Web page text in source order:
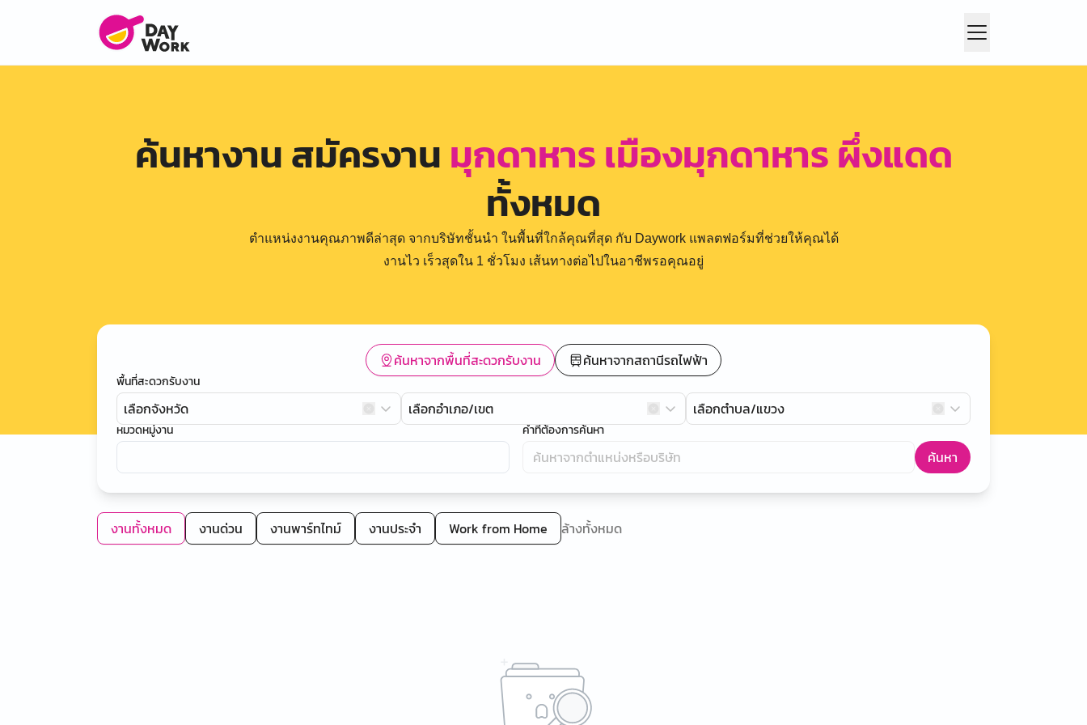
ค้นหางาน สมัครงาน มุกดาหาร เมืองมุกดาหาร ผึ่งแดด
ทั้งหมด
ตำแหน่งงานคุณภาพดีล่าสุด จากบริษัทชั้นนำ ในพื้นที่ใกล้คุณที่สุด กับ Daywork แพลตฟอร์มที่ช่วยให้คุณได้
งานไว เร็วสุดใน 1 ชั่วโมง เส้นทางต่อไปในอาชีพรอคุณอยู่
ค้นหาจากพื้นที่สะดวกรับงาน ค้นหาจากสถานีรถไฟฟ้า
พื้นที่สะดวกรับงาน
เลือกจังหวัด เลือกอำเภอ/เขต เลือกตำบล/แขวง
หมวดหมู่งาน คำที่ต้องการค้นหา
ค้นหา
งานทั้งหมด งานด่วน งานพาร์ทไทม์ งานประจำ Work from Home ล้างทั้งหมด